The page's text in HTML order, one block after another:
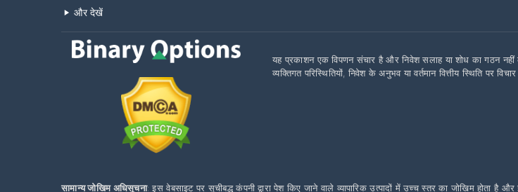
और देखें
यह प्रकाशन एक विपणन संचार है और निवेश सलाह या शोध का गठन नहीं
व्यक्तिगत परिस्थितियों, निवेश के अनुभव या वर्तमान वित्तीय स्थिति पर
सामान्य जोखिम अधिसूचना: इस वेबसाइट पर सूचीबद्ध कंपनी द्वारा पेश किए जाने वाले व्यापारिक उत्पादों में उच्च स्तर का जोखिम